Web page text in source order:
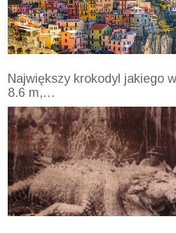
Największy krokodyl jakiego
8.6 m,…